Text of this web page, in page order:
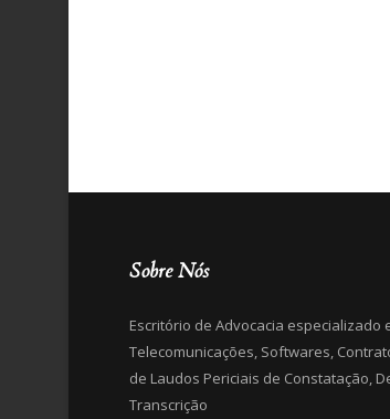
Sobre Nós
Escritório de Advocacia especializado
Telecomunicações, Softwares,
de Laudos Periciais de Constatação,
Transcrição